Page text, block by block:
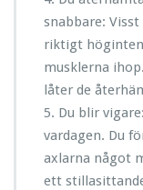
snabbare:
riktigt
musklerna
låter de
5. Du blir
vardagen. Du
axlarna något
ett